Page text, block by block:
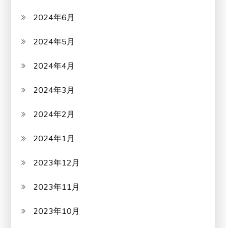
2024年6月
2024年5月
2024年4月
2024年3月
2024年2月
2024年1月
2023年12月
2023年11月
2023年10月